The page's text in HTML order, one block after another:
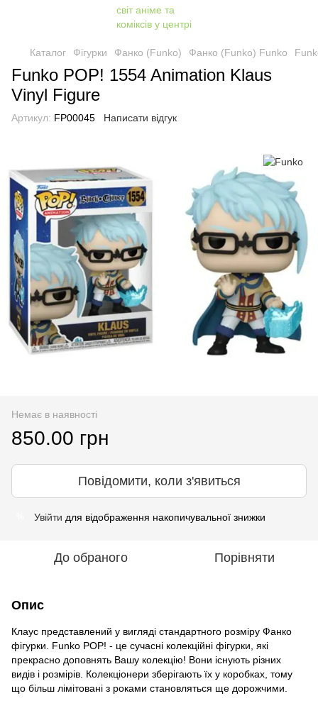
Каталог Фігурки Фанко (Funko) Фанко (Funko) Funko
Funko POP! 1554 Animation Klaus
Vinyl Figure
Артикул: FP00045 Написати відгук
Немає в наявності
850.00 грн
Повідомити, коли з'явиться
Увійти для відображення накопичувальної знижки
До обраного Порівняти
Опис
Клаус представлений у вигляді стандартного розміру Фанко
фігурки. Funko POP! - це сучасні колекційні фігурки, які
прекрасно доповнять Вашу колекцію! Вони існують різних
видів і розмірів. Колекціонери зберігають їх у коробках, тому
що більш лімітовані з роками становляться ще дорожчими.